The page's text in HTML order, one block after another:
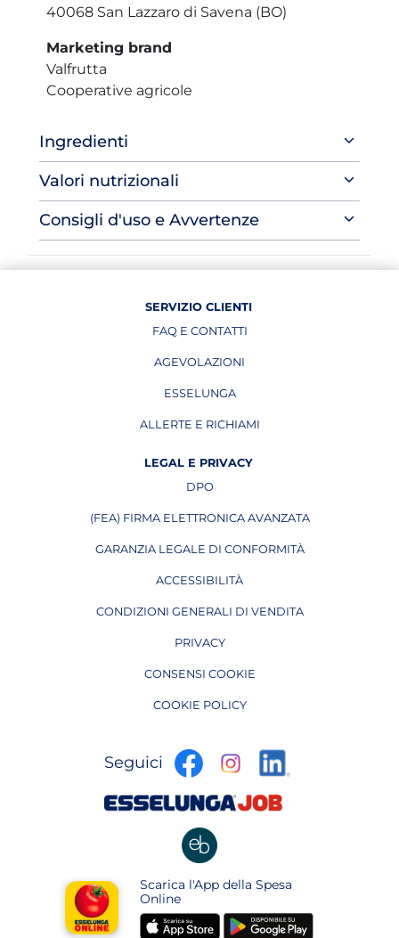
40068 San Lazzaro di Savena (BO)
Marketing brand
Valfrutta
Cooperative agricole
Ingredienti
Valori nutrizionali
Consigli d'uso e Avvertenze
SERVIZIO CLIENTI
FAQ E CONTATTI
AGEVOLAZIONI
ESSELUNGA
APRE IN UNA NUOVA PAGINA
ALLERTE E RICHIAMI
APRE IN UNA NUOVA PAGINA
LEGAL E PRIVACY
DPO
APRE IN UNA NUOVA PAGINA
(FEA) FIRMA ELETTRONICA AVANZATA
APRE IN UNA NUOVA PAGINA
GARANZIA LEGALE DI CONFORMITÀ
ACCESSIBILITÀ
CONDIZIONI GENERALI DI VENDITA
PRIVACY
CONSENSI COOKIE
COOKIE POLICY
Seguici
apre
una
pagina
apre
una
in
pagina
in
una
Scarica l'App della Spesa
Online
apre
apre